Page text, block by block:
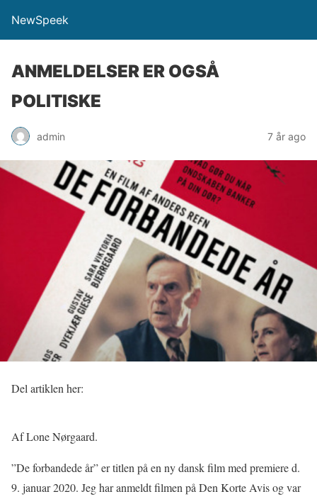
NewSpeek
ANMELDELSER ER OGSÅ
POLITISKE
admin 7 år ago
Del artiklen her:
Af Lone Nørgaard.
”De forbandede år” er titlen på en ny dansk film med premiere d.
9. januar 2020. Jeg har anmeldt filmen på Den Korte Avis og var